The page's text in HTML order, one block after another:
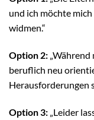
und ich möchte
widmen.“
Option 2:
beruflich neu
Herausforderungen
Option 3: „Leider